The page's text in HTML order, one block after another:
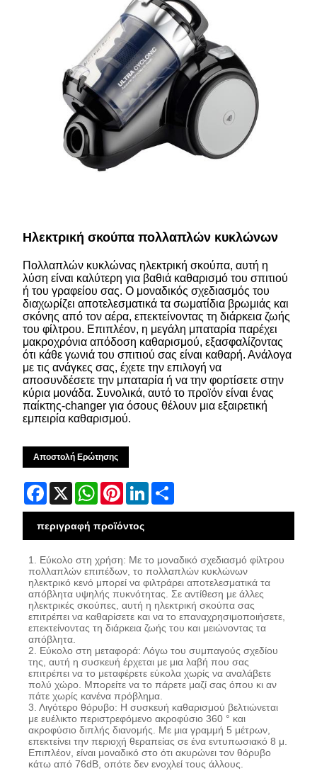
Ηλεκτρική σκούπα πολλαπλών κυκλώνων
Πολλαπλών κυκλώνας ηλεκτρική σκούπα, αυτή η
λύση είναι καλύτερη για βαθιά καθαρισμό του σπιτιού
ή του γραφείου σας. Ο μοναδικός σχεδιασμός του
διαχωρίζει αποτελεσματικά τα σωματίδια βρωμιάς και
σκόνης από τον αέρα, επεκτείνοντας τη διάρκεια ζωής
του φίλτρου. Επιπλέον, η μεγάλη μπαταρία παρέχει
μακροχρόνια απόδοση καθαρισμού, εξασφαλίζοντας
ότι κάθε γωνιά του σπιτιού σας είναι καθαρή. Ανάλογα
με τις ανάγκες σας, έχετε την επιλογή να
αποσυνδέσετε την μπαταρία ή να την φορτίσετε στην
κύρια μονάδα. Συνολικά, αυτό το προϊόν είναι ένας
παίκτης-changer για όσους θέλουν μια εξαιρετική
εμπειρία καθαρισμού.
Αποστολή Ερώτησης
Facebook
X WhatsApp
PinterestLinkedIn
περιγραφή προϊόντος
1. Εύκολο στη χρήση: Με το μοναδικό σχεδιασμό φίλτρου
πολλαπλών επιπέδων, το πολλαπλών κυκλώνων
ηλεκτρικό κενό μπορεί να φιλτράρει αποτελεσματικά τα
απόβλητα υψηλής πυκνότητας. Σε αντίθεση με άλλες
ηλεκτρικές σκούπες, αυτή η ηλεκτρική σκούπα σας
επιτρέπει να καθαρίσετε και να το επαναχρησιμοποιήσετε,
επεκτείνοντας τη διάρκεια ζωής του και μειώνοντας τα
απόβλητα.
2. Εύκολο στη μεταφορά: Λόγω του συμπαγούς σχεδίου
της, αυτή η συσκευή έρχεται με μια λαβή που σας
επιτρέπει να το μεταφέρετε εύκολα χωρίς να αναλάβετε
πολύ χώρο. Μπορείτε να το πάρετε μαζί σας όπου κι αν
πάτε χωρίς κανένα πρόβλημα.
3. Λιγότερο θόρυβο: Η συσκευή καθαρισμού βελτιώνεται
με ευέλικτο περιστρεφόμενο ακροφύσιο 360 ° και
ακροφύσιο διπλής διανομής. Με μια γραμμή 5 μέτρων,
επεκτείνει την περιοχή θεραπείας σε ένα εντυπωσιακό 8 μ.
Επιπλέον, είναι μοναδικό στο ότι ακυρώνει τον θόρυβο
κάτω από 76dB, οπότε δεν ενοχλεί τους άλλους.